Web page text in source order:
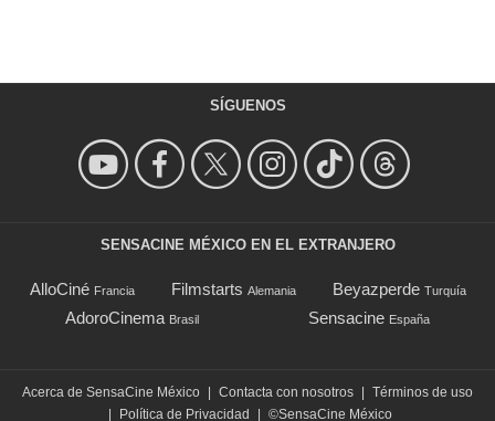
SÍGUENOS
SENSACINE MÉXICO EN EL EXTRANJERO
AlloCiné Francia Filmstarts Alemania Beyazperde Turquía
AdoroCinema Brasil Sensacine España
Acerca de SensaCine México Contacta con nosotros
Términos de uso
Política de Privacidad ©SensaCine México